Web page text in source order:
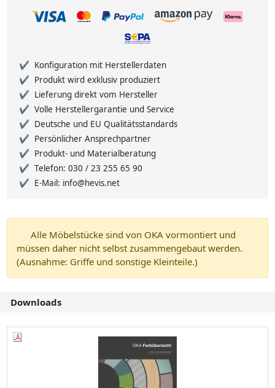
Konfiguration mit Herstellerdaten
Produkt wird exklusiv produziert
Lieferung direkt vom Hersteller
Volle Herstellergarantie und Service
Deutsche und EU Qualitätsstandards
Persönlicher Ansprechpartner
Produkt- und Materialberatung
Telefon: 030 / 23 255 65 90
E-Mail: info@hevis.net
Alle Möbelstücke sind von OKA vormontiert und
müssen daher nicht selbst zusammengebaut werden.
(Ausnahme: Griffe und sonstige Kleinteile.)
Downloads